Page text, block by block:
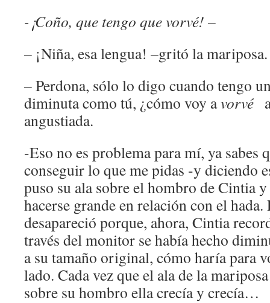
-¡Coño, que tengo que vorvé! –
– ¡Niña, esa lengua! –gritó la mariposa.
– Perdona, sólo lo digo cuando tengo
diminuta como tú, ¿cómo voy avorvé
angustiada.
-Eso no es problema para mí, ya sabes
conseguir lo que me pidas -y diciendo
puso su ala sobre el hombro de Cintia y
hacerse grande en relación con el
desapareció porque, ahora, Cintia
través del monitor se había hecho
a su tamaño original, cómo haría para
lado. Cada vez que el ala de la
sobre su hombro ella crecía y crecía…